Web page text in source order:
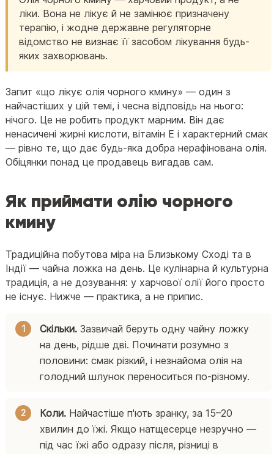
ліки. Вона не лікує й не замінює призначену
терапію, і жодне державне регуляторне
відомство не визнає її засобом лікування будь-
яких захворювань.
Запит «що лікує олія чорного кмину» — один з
найчастіших у цій темі, і чесна відповідь на нього:
нічого. Це не робить продукт марним. Він дає
ненасичені жирні кислоти, вітамін E і характерний смак
— рівно те, що дає будь-яка добра нерафінована олія.
Обіцянки понад це продавець вигадав сам.
Як приймати олію чорного
кмину
Традиційна побутова міра на Близькому Сході та в
Індії — чайна ложка на день. Це кулінарна й культурна
традиція, а не дозування: у харчової олії його просто
не існує. Нижче — практика, а не припис.
Скільки. Зазвичай беруть одну чайну ложку
на день, рідше дві. Починати розумно з
половини: смак різкий, і незнайома олія на
голодний шлунок переноситься по-різному.
Коли. Найчастіше п'ють зранку, за 15–20
хвилин до їжі. Якщо натщесерце незручно —
під час їжі або одразу після, різниці в